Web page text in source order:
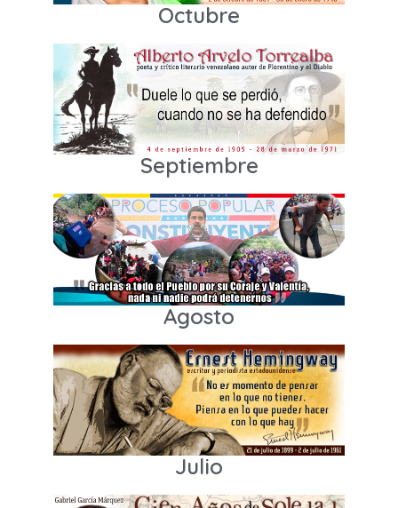
Octubre
Septiembre
Agosto
Julio